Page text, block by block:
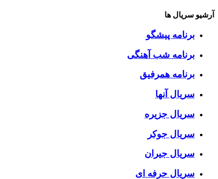
آرشیو سریال ها
برنامه پیشگو
برنامه شب آهنگی
برنامه همرفیق
سریال آنها
سریال جزیره
سریال جوکر
سریال جیران
سریال حرفه ای